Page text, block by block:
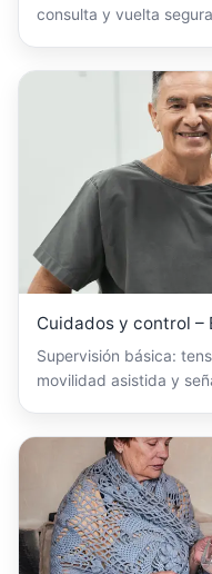
consulta y vuelta
Cuidados y control –
Supervisión básica:
movilidad asistida y